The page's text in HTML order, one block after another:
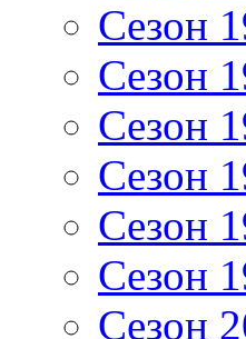
Сезон
Сезон
Сезон
Сезон
Сезон
Сезон
Сезон